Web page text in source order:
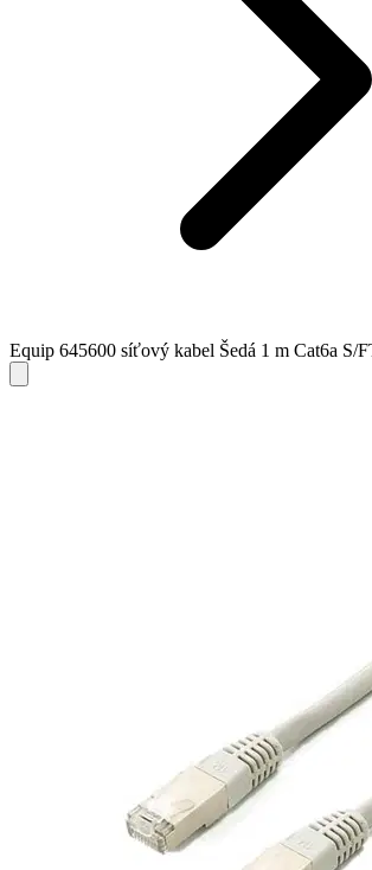
Equip 645600 síťový kabel Šedá 1 m Cat6a S/